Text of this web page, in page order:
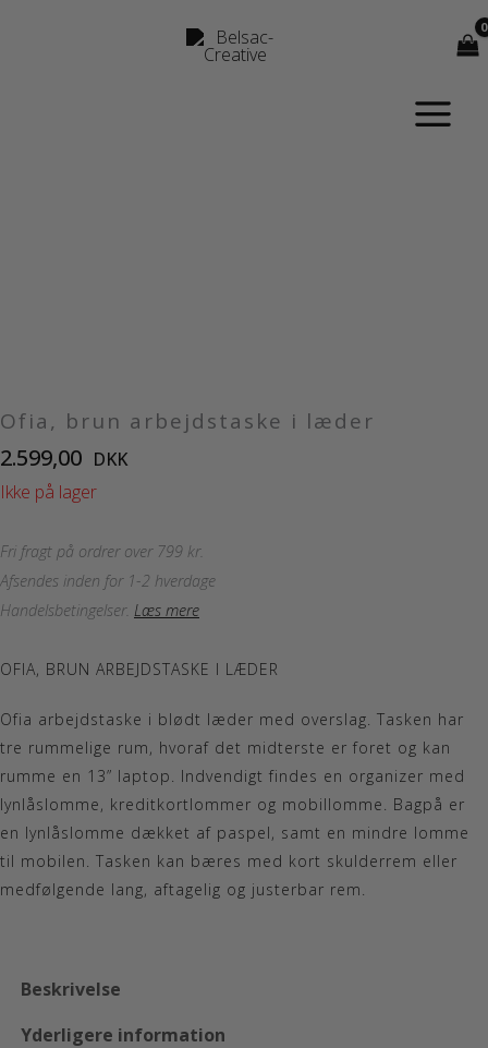
Ofia, brun arbejdstaske i læder
2.599,00 DKK
Ikke på lager
Fri fragt på ordrer over 799 kr.
Afsendes inden for 1-2 hverdage
Handelsbetingelser. Læs mere
OFIA, BRUN ARBEJDSTASKE I LÆDER
Ofia arbejdstaske i blødt læder med overslag. Tasken har
tre rummelige rum, hvoraf det midterste er foret og kan
rumme en 13” laptop. Indvendigt findes en organizer med
lynlåslomme, kreditkortlommer og mobillomme. Bagpå er
en lynlåslomme dækket af paspel, samt en mindre lomme
til mobilen. Tasken kan bæres med kort skulderrem eller
medfølgende lang, aftagelig og justerbar rem.
Beskrivelse
Yderligere information